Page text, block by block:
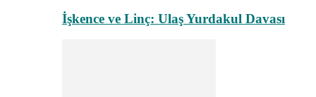
İşkence ve Linç: Ulaş Yurdakul Davası